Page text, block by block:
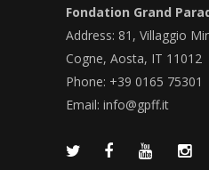
Fondation Grand
Address: 81, Villaggio
Cogne, Aosta, IT 11012
Phone: +39 0165 75301
Email: info@gpff.it